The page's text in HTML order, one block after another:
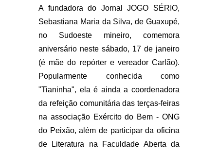
A fundadora do Jornal JOGO SÉRIO,
Sebastiana Maria da Silva, de Guaxupé,
no Sudoeste mineiro, comemora
aniversário neste sábado, 17 de janeiro
(é mãe do repórter e vereador Carlão).
Popularmente conhecida como
"Tianinha", ela é ainda a coordenadora
da refeição comunitária das terças-feiras
na associação Exército do Bem - ONG
do Peixão, além de participar da oficina
de Literatura na Faculdade Aberta da